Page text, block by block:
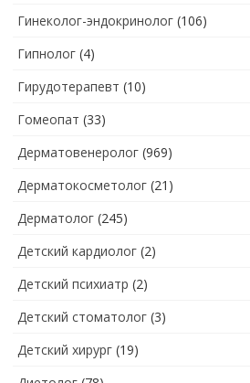
Гинеколог-эндокринолог (106)
Гипнолог (4)
Гирудотерапевт (10)
Гомеопат (33)
Дерматовенеролог (969)
Дерматокосметолог (21)
Дерматолог (245)
Детский кардиолог (2)
Детский психиатр (2)
Детский стоматолог (3)
Детский хирург (19)